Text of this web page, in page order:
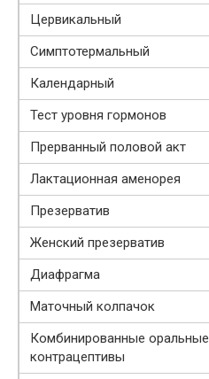
Цервикальный
Симптотермальный
Календарный
Тест уровня гормонов
Прерванный половой акт
Лактационная аменорея
Презерватив
Женский презерватив
Диафрагма
Маточный колпачок
Комбинированные оральные
контрацептивы